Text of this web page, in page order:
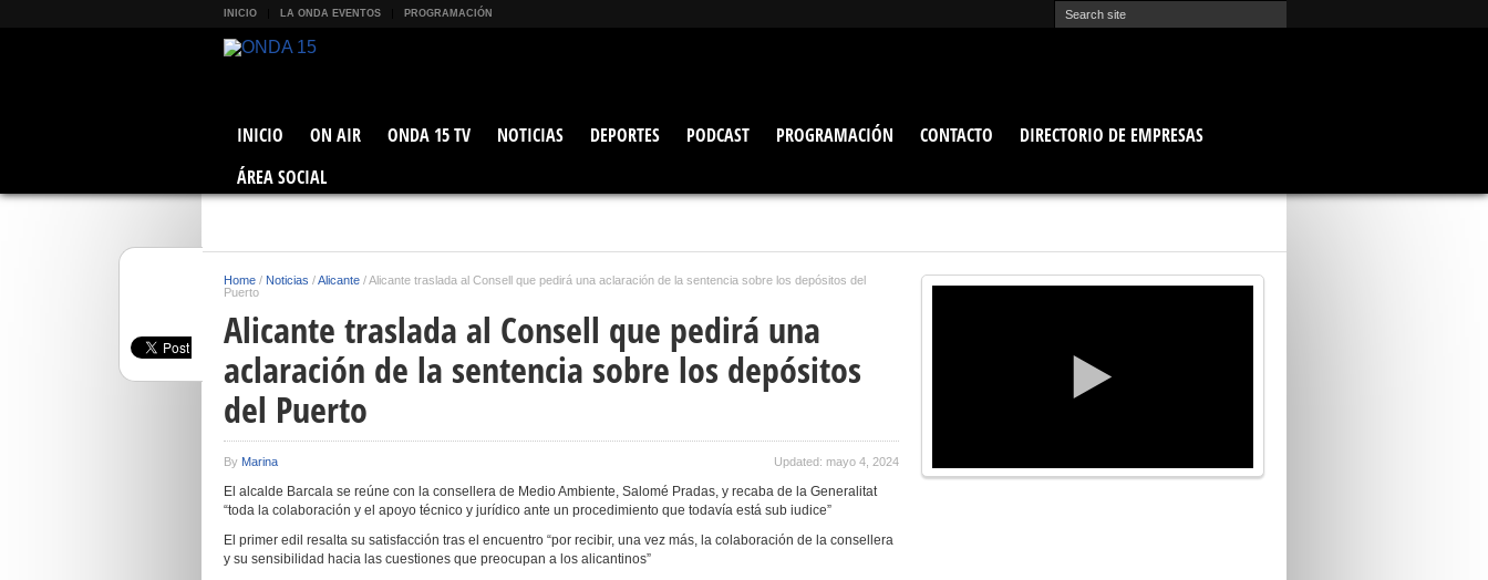
INICIO LA ONDA EVENTOS PROGRAMACIÓN
INICIO ON AIR ONDA 15 TV NOTICIAS DEPORTES PODCAST PROGRAMACIÓN CONTACTO
DIRECTORIO DE EMPRESAS
ÁREA SOCIAL
Home / Noticias /Alicante /Alicante traslada al Consell que pedirá una aclaración de la sentencia sobre los depósitos del
Puerto
Alicante traslada al Consell que pedirá una
aclaración de la sentencia sobre los depósitos
del Puerto
By Marina Updated: mayo 4, 2024
El alcalde Barcala se reúne con la consellera de Medio Ambiente, Salomé Pradas, y recaba de la Generalitat
“toda la colaboración y el apoyo técnico y jurídico ante un procedimiento que todavía está sub iudice”
El primer edil resalta su satisfacción tras el encuentro “por recibir, una vez más, la colaboración de la consellera
y su sensibilidad hacia las cuestiones que preocupan a los alicantinos”